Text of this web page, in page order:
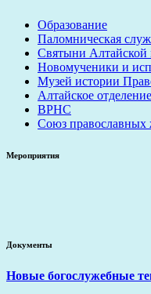
Образование
Паломническая
Святыни Алтайской
Новомученики и
Музей истории
Алтайское
ВРНС
Союз
Мероприятия
Документы
Новые богослужебные